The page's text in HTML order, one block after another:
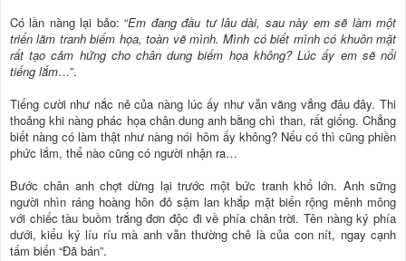
Có lần nàng lại bảo: “Em đang đầu tư lâu dài, sau này em sẽ làm một
triển lãm tranh biếm họa, toàn vẽ mình. Mình có biết mình có khuôn mặt
rất tạo cảm hứng cho chân dung biếm họa không? Lúc ấy em sẽ nổi
tiếng lắm…”.
Tiếng cười như nắc nẻ của nàng lúc ấy như vẫn văng vẳng đâu đây. Thi
thoảng khi nàng phác họa chân dung anh bằng chì than, rất giống. Chẳng
biết nàng có làm thật như nàng nói hôm ấy không? Nếu có thì cũng phiền
phức lắm, thể nào cũng có người nhận ra…
Bước chân anh chợt dừng lại trước một bức tranh khổ lớn. Anh sững
người nhìn ráng hoàng hôn đỏ sậm lan khắp mặt biển rộng mênh mông
với chiếc tàu buồm trắng đơn độc đi về phía chân trời. Tên nàng ký phía
dưới, kiểu ký líu ríu mà anh vẫn thường chê là của con nít, ngay cạnh
tấm biển “Đã bán”.